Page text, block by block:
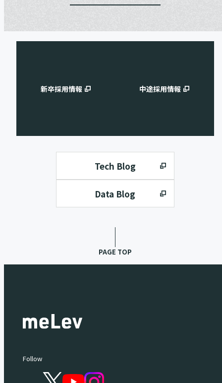
新卒採用情報 中途採用情報
Tech Blog
Data Blog
PAGE TOP
Follow